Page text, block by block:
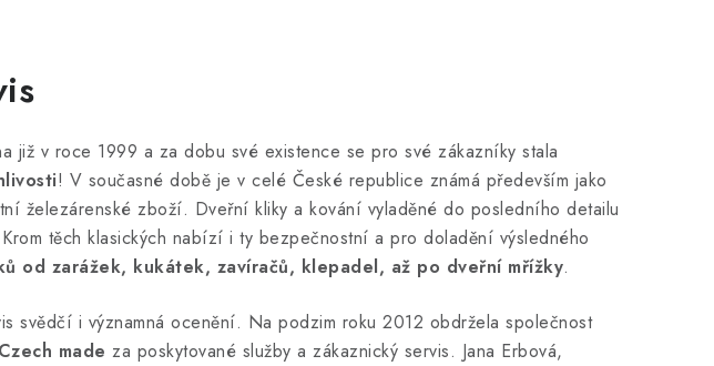
již v roce 1999 a za dobu své existence se pro své zákazníky stala
! V současné době je v celé České republice známá především jako
železárenské zboží. Dveřní kliky a kování vyladěné do posledního detailu
těch klasických nabízí i ty bezpečnostní a pro doladění výsledného
od zarážek, kukátek, zavíračů, klepadel, až po dveřní mřížky.
svědčí i významná ocenění. Na podzim roku 2012 obdržela společnost
made za poskytované služby a zákaznický servis. Jana Erbová,